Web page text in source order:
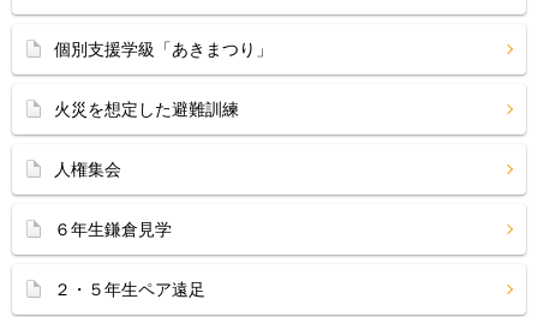
個別支援学級「あきまつり」
火災を想定した避難訓練
人権集会
６年生鎌倉見学
２・５年生ペア遠足